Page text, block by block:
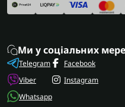
Ми у соціальних
Telegram
Viber
Whatsapp
Facebook
Instagram